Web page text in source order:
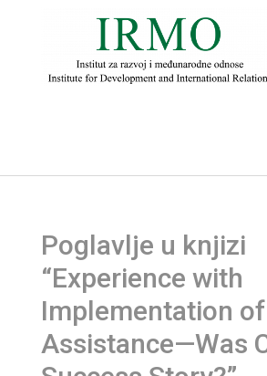
Poglavlje u knjizi
“Experience with
Implementation
Assistance—Was